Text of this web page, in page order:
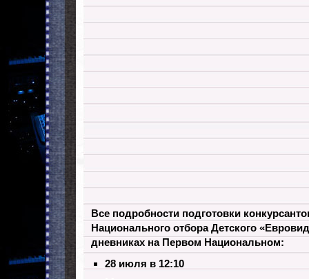
Все подробности подготовки
Национального отбора Детского
дневниках на Первом Национальном:
28 июля в 12:10